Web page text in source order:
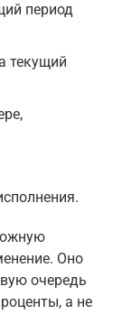
период
текущий
Оно
очередь
а не